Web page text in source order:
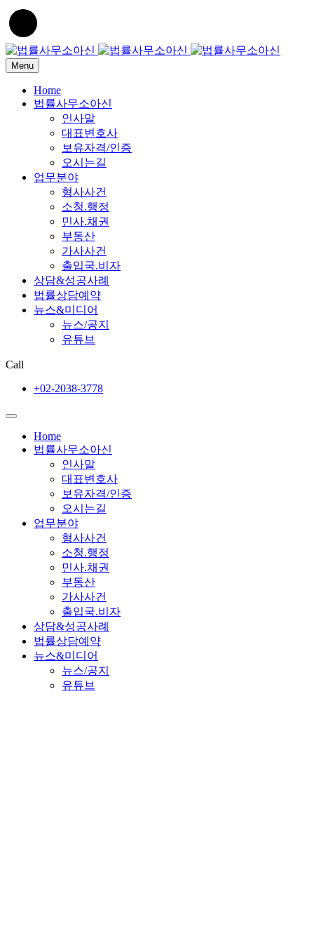
Menu
Home
법률사무소아신
인사말
대표변호사
보유자격/인증
오시는길
업무분야
형사사건
소청.행정
민사.채권
부동산
가사사건
출입국.비자
상담&성공사례
법률상담예약
뉴스&미디어
뉴스/공지
유튜브
Call
+02-2038-3778
Home
법률사무소아신
인사말
대표변호사
보유자격/인증
오시는길
업무분야
형사사건
소청.행정
민사.채권
부동산
가사사건
출입국.비자
상담&성공사례
법률상담예약
뉴스&미디어
뉴스/공지
유튜브